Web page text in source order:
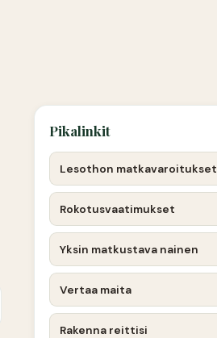
Pikalinkit
Lesothon matkavaroitukset
Rokotusvaatimukset
Yksin matkustava nainen
Vertaa maita
Rakenna reittisi